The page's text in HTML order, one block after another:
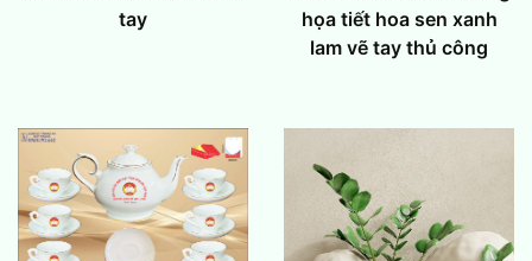
tay
họa tiết hoa sen xanh
lam vẽ tay thủ công